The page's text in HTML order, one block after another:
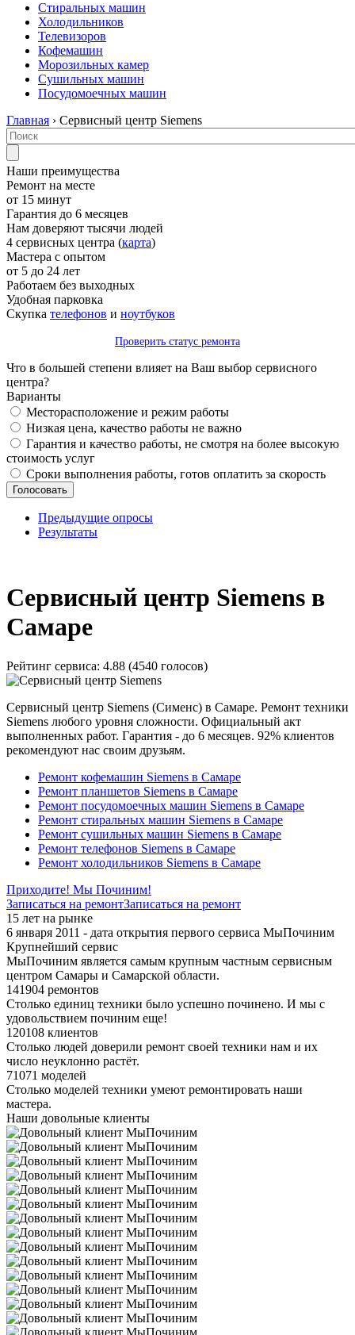
Стиральных машин
Холодильников
Телевизоров
Кофемашин
Морозильных камер
Сушильных машин
Посудомоечных машин
Главная › Сервисный центр Siemens
Наши преимущества
Ремонт на месте
от 15 минут
Гарантия до 6 месяцев
Нам доверяют тысячи людей
4 сервисных центра (карта)
Мастера с опытом
от 5 до 24 лет
Работаем без выходных
Удобная парковка
Скупка телефонов и ноутбуков
Проверить статус ремонта
Что в большей степени влияет на Ваш выбор сервисного
центра?
Варианты
Месторасположение и режим работы
Низкая цена, качество работы не важно
Гарантия и качество работы, не смотря на более высокую
стоимость услуг
Сроки выполнения работы, готов оплатить за скорость
Предыдущие опросы
Результаты
Сервисный центр Siemens в
Самаре
Рейтинг сервиса: 4.88 (4540 голосов)
Сервисный центр Siemens (Сименс) в Самаре. Ремонт техники
Siemens любого уровня сложности. Официальный акт
выполненных работ. Гарантия - до 6 месяцев. 92% клиентов
рекомендуют нас своим друзьям.
Ремонт кофемашин Siemens в Самаре
Ремонт планшетов Siemens в Самаре
Ремонт посудомоечных машин Siemens в Самаре
Ремонт стиральных машин Siemens в Самаре
Ремонт сушильных машин Siemens в Самаре
Ремонт телефонов Siemens в Самаре
Ремонт холодильников Siemens в Самаре
Приходите! Мы Починим!
Записаться на ремонтЗаписаться на ремонт
15 лет на рынке
6 января 2011 - дата открытия первого сервиса МыПочиним
Крупнейший сервис
МыПочиним является самым крупным частным сервисным
центром Самары и Самарской области.
141904 ремонтов
Столько единиц техники было успешно починено. И мы с
удовольствием починим еще!
120108 клиентов
Столько людей доверили ремонт своей техники нам и их
число неуклонно растёт.
71071 моделей
Столько моделей техники умеют ремонтировать наши
мастера.
Наши довольные клиенты